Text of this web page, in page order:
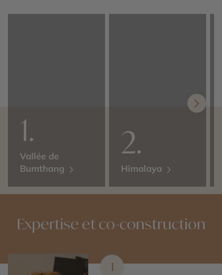
Vallée de
Bumthang
Himalaya
Expertise et co-construction
1